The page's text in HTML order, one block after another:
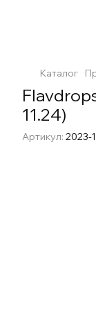
Каталог
11.24)
Артикул: 2023-